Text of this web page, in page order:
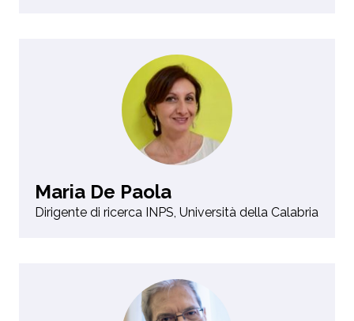
Maria De Paola
Dirigente di ricerca INPS, Università della Calabria